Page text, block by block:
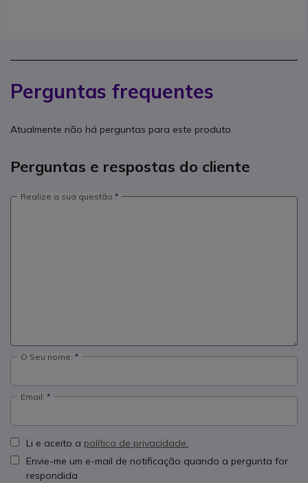
Perguntas frequentes
Atualmente não há perguntas para este produto.
Perguntas e respostas do cliente
Realize a sua questão
O Seu nome:
Email:
Li e aceito a política de privacidade.
Envie-me um e-mail de notificação quando a pergunta for
respondida